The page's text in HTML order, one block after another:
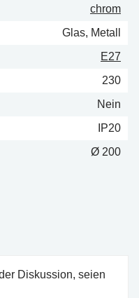
chrom
Glas, Metall
E27
230
Nein
IP20
Ø 200
Diskussion, seien